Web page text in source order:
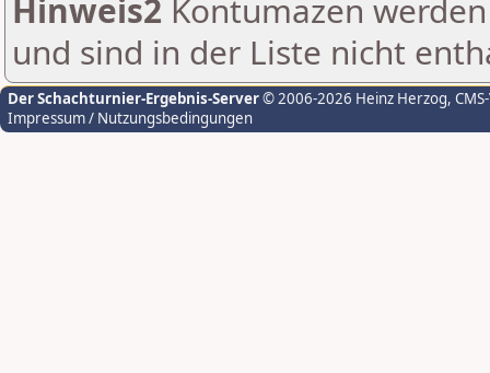
Hinweis2 Kontumazen
und sind in der Liste nicht
Der Schachturnier-Ergebnis-Server© 2006-2026 Heinz Herzog,
Impressum / Nutzungsbedingungen